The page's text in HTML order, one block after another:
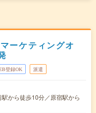
ーケティングオ
登録OK 派遣
から徒歩10分／原宿駅から